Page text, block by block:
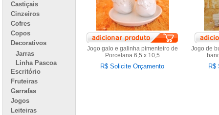
Castiçais
Cinzeiros
Cofres
Copos
Decorativos
Jarras
Linha Pascoa
Escritório
Fruteiras
Garrafas
Jogos
Leiteiras
Jogo galo e galinha pimenteiro de
Porcelana 6,5 x 10,5
R$ Solicite Orçamento
Jogo de
R$